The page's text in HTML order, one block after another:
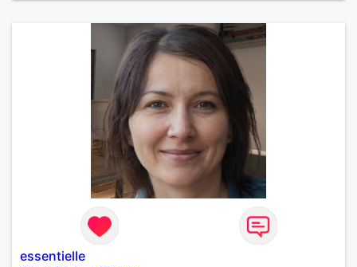
essentielle